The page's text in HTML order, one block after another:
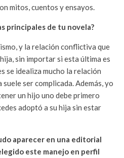
mitos, cuentos y ensayos.
principales de tu novela?
y la relación conflictiva que
sin importar si esta última es
se idealiza mucho la relación
ser complicada. Además, yo
un hijo uno debe primero
adoptó a su hija sin estar
aparecer en una editorial
este manejo en perfil